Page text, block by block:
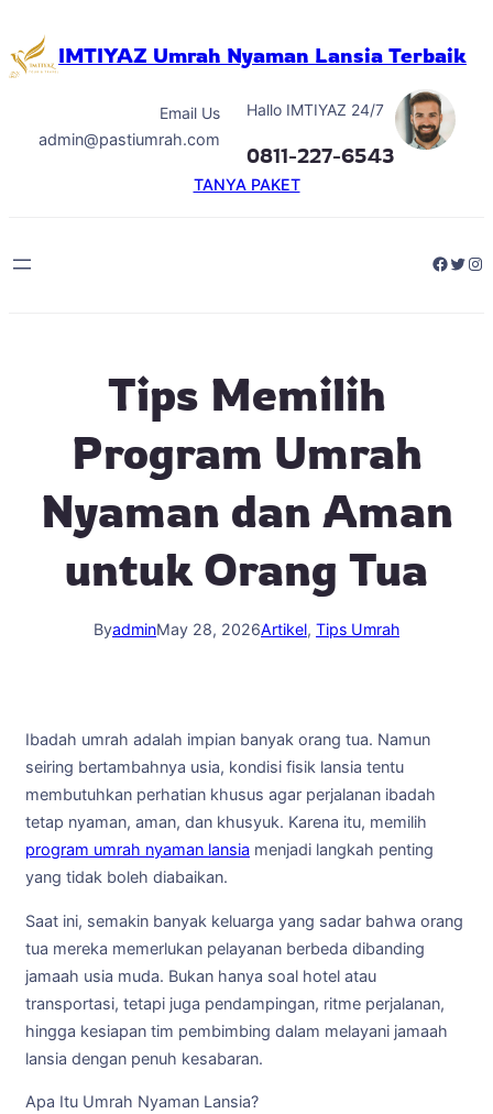
to
content
IMTIYAZ Umrah Nyaman Lansia Terbaik
Email Us
admin@pastiumrah.com
Hallo IMTIYAZ 24/7
0811-227-6543
TANYA PAKET
Tips Memilih
Program Umrah
Nyaman dan Aman
untuk Orang Tua
ByadminMay 28, 2026Artikel, Tips Umrah
Ibadah umrah adalah impian banyak orang tua. Namun
seiring bertambahnya usia, kondisi fisik lansia tentu
membutuhkan perhatian khusus agar perjalanan ibadah
tetap nyaman, aman, dan khusyuk. Karena itu, memilih
program umrah nyaman lansia menjadi langkah penting
yang tidak boleh diabaikan.
Saat ini, semakin banyak keluarga yang sadar bahwa orang
tua mereka memerlukan pelayanan berbeda dibanding
jamaah usia muda. Bukan hanya soal hotel atau
transportasi, tetapi juga pendampingan, ritme perjalanan,
hingga kesiapan tim pembimbing dalam melayani jamaah
lansia dengan penuh kesabaran.
Apa Itu Umrah Nyaman Lansia?